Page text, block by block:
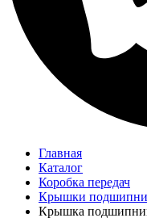
Главная
Каталог
Коробка передач
Крышки
Крышка